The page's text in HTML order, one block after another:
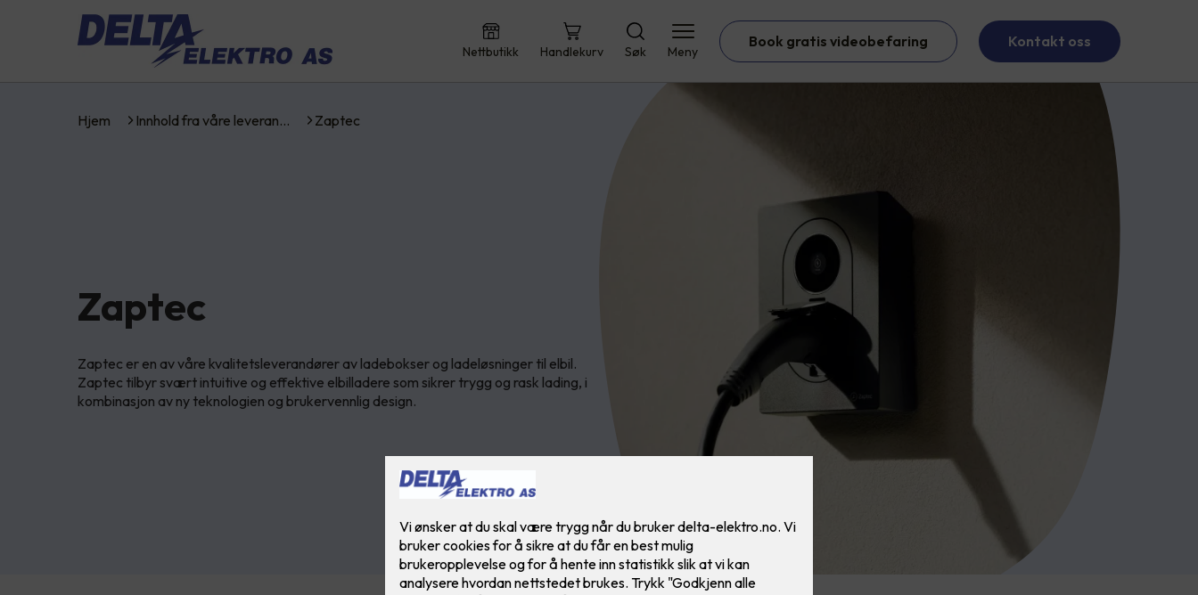
Nettbutikk Handlekurv Søk Meny
Book gratis videobefaring Kontakt oss
Hjem Innhold fra våre leveran… Zaptec
Zaptec
Zaptec er en av våre kvalitetsleverandører av ladebokser og ladeløsninger til elbil.
Zaptec tilbyr svært intuitive og effektive elbilladere som sikrer trygg og rask lading, i
kombinasjon av ny teknologien og brukervennlig design.